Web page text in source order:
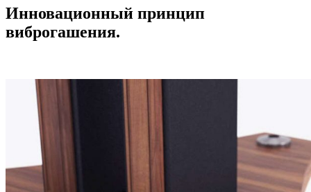
Инновационный принцип
виброгашения.